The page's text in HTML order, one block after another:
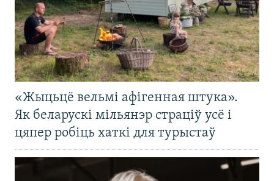
«Жыцьцё вельмі афігенная штука».
Як беларускі мільянэр страціў усё і
цяпер робіць хаткі для турыстаў